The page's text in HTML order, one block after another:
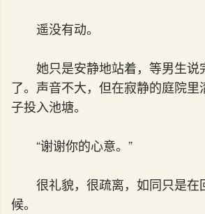
遥没有动。
她只是安静地站着，等男生说
了。声音不大，但在寂静的庭院里
子投入池塘。
“谢谢你的心意。”
很礼貌，很疏离，如同只是在
候。